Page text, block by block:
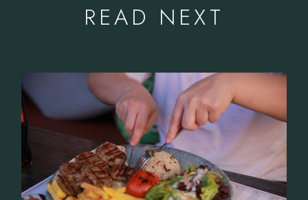
READ NEXT